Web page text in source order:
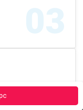
03
подписать